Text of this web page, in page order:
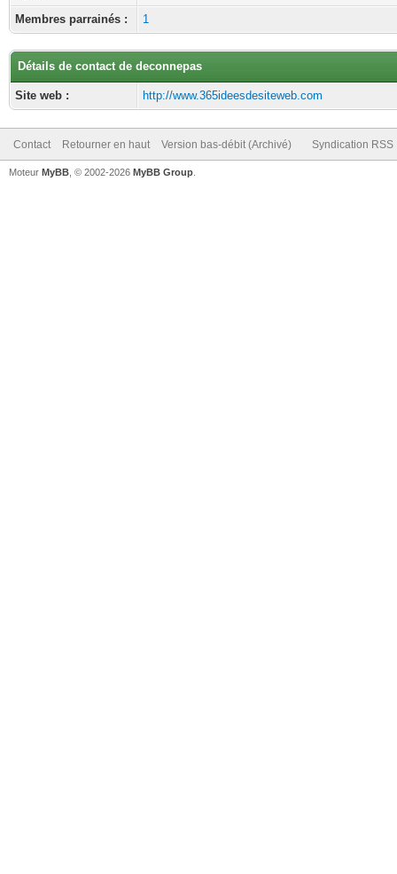
Membres parrainés : 1
Détails de contact de deconnepas
Site web : http://www.365ideesdesiteweb.com
Contact Retourner en haut Version bas-débit (Archivé) Syndication RSS
Moteur MyBB , © 2002-2026 MyBB Group